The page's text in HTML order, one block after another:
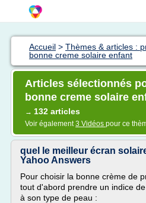
Accueil > Thèmes & articles :
bonne creme solaire enfant
Articles sélectionnés
bonne creme solaire
→ 132 articles
Voir également3 Vidéos pour ce
quel le meilleur écran
Yahoo Answers
Pour choisir la bonne crème de
tout d'abord prendre un indice
à son type de peau :